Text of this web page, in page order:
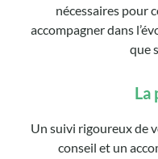
nécessaires pour
accompagner dans
que
La
Un suivi rigoureux de
conseil et un